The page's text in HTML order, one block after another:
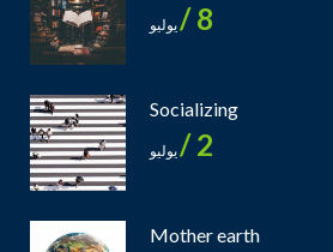
8 / يوليو
Socializing
2 / يوليو
Mother earth